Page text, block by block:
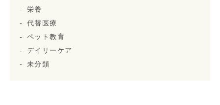
栄養
代替医療
ペット教育
デイリーケア
未分類